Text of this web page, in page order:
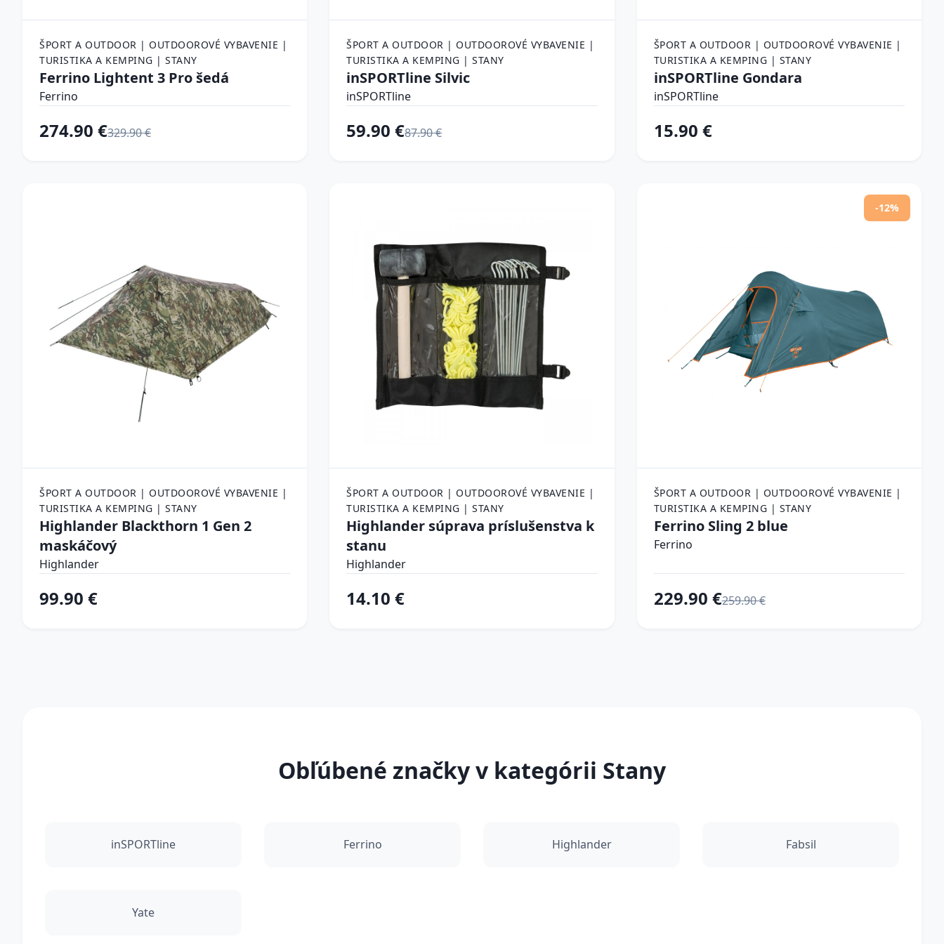
ŠPORT A OUTDOOR | OUTDOOROVÉ VYBAVENIE |
TURISTIKA A KEMPING | STANY
Ferrino Lightent 3 Pro šedá
Ferrino
274.90 €329.90 €
ŠPORT A OUTDOOR | OUTDOOROVÉ VYBAVENIE |
TURISTIKA A KEMPING | STANY
inSPORTline Silvic
inSPORTline
59.90 €87.90 €
ŠPORT A OUTDOOR | OUTDOOROVÉ VYBAVENIE |
TURISTIKA A KEMPING | STANY
inSPORTline Gondara
inSPORTline
15.90 €
ŠPORT A OUTDOOR | OUTDOOROVÉ VYBAVENIE |
TURISTIKA A KEMPING | STANY
Highlander Blackthorn 1 Gen 2
maskáčový
Highlander
99.90 €
ŠPORT A OUTDOOR | OUTDOOROVÉ VYBAVENIE |
TURISTIKA A KEMPING | STANY
Highlander súprava príslušenstva k
stanu
Highlander
14.10 €
-12%
ŠPORT A OUTDOOR | OUTDOOROVÉ VYBAVENIE |
TURISTIKA A KEMPING | STANY
Ferrino Sling 2 blue
Ferrino
229.90 €259.90 €
Obľúbené značky v kategórii Stany
inSPORTline Ferrino Highlander Fabsil
Yate